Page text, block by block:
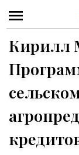
Кирилл